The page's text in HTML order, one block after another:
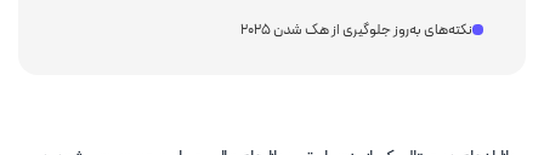
نکته‌های به‌روز جلوگیری از هک شدن ۲۰۲۵